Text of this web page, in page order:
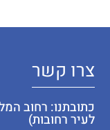
צרו קשר
כתובתנו: רחוב
לעיר רחובות)